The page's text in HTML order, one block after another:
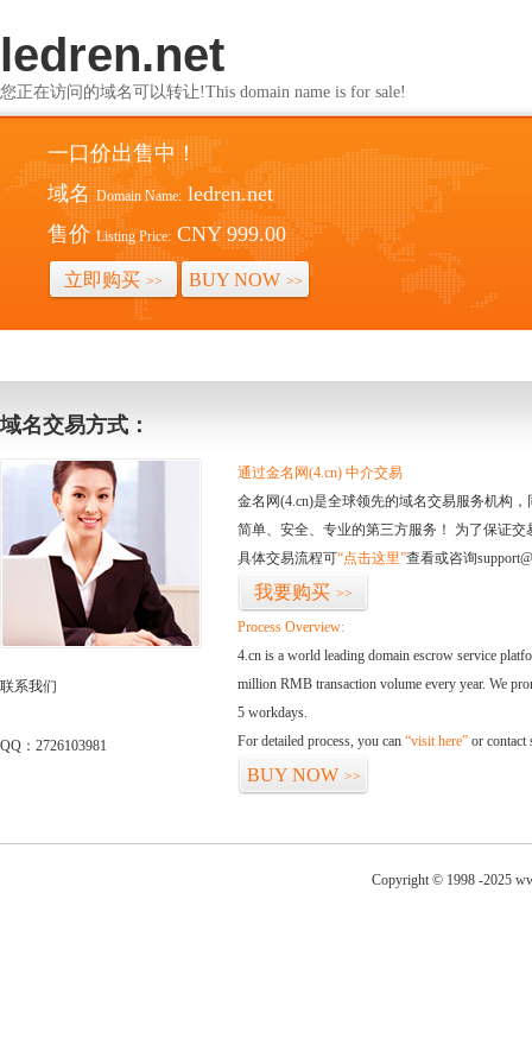
ledren.net
您正在访问的域名可以转让!This domain name is for sale!
一口价出售中！
域名 Domain Name: ledren.net
售价 Listing Price: CNY 999.00
立即购买 >> BUY NOW >>
域名交易方式：
联系我们
QQ：2726103981
通过金名网(4.cn) 中介交易
金名网(4.cn)是全球领先的域名交易服务机构
简单、安全、专业的第三方服务！ 为了保证
具体交易流程可“点击这里”查看或咨询
我要购买 >>
Process Overview:
4.cn is a world leading domain escrow service
million RMB transaction volume every year. We
5 workdays.
For detailed process, you can “visit here” or contact
BUY NOW >>
Copyright © 1998 -2025